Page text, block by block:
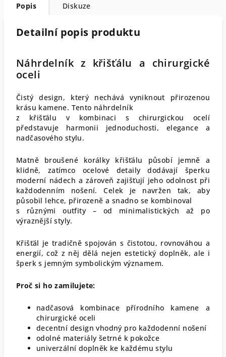
Popis Diskuze
Detailní popis produktu
Náhrdelník z křišťálu a chirurgické
oceli
Čistý design, který nechává vyniknout přirozenou
krásu kamene. Tento náhrdelník
z křišťálu v kombinaci s chirurgickou ocelí
představuje harmonii jednoduchosti, elegance a
nadčasového stylu.
Matně broušené korálky křišťálu působí jemně a
klidně, zatímco ocelové detaily dodávají šperku
moderní nádech a zároveň zajišťují jeho odolnost při
každodenním nošení. Celek je navržen tak, aby
působil lehce, přirozeně a snadno se kombinoval
s různými outfity – od minimalistických až po
výraznější styly.
Křišťál je tradičně spojován s čistotou, rovnováhou a
energií, což z něj dělá nejen estetický doplněk, ale i
šperk s jemným symbolickým významem.
Proč si ho zamilujete:
nadčasová kombinace přírodního kamene a
chirurgické oceli
decentní design vhodný pro každodenní nošení
odolné materiály šetrné k pokožce
univerzální doplněk ke každému stylu